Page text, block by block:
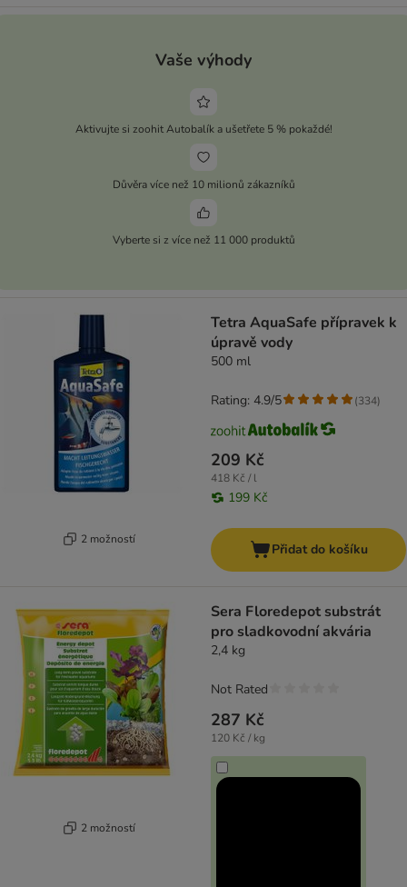
Vaše výhody
Aktivujte si zoohit Autobalík a ušetřete 5 % pokaždé!
Důvěra více než 10 milionů zákazníků
Vyberte si z více než 11 000 produktů
2 možností
Tetra AquaSafe přípravek k
úpravě vody
500 ml
209 Kč
418 Kč / l
199 Kč
Rating: 4.9/5 (334)
Přidat do košíku
2 možností
Sera Floredepot substrát
pro sladkovodní akvária
2,4 kg
287 Kč
120 Kč / kg
Not Rated